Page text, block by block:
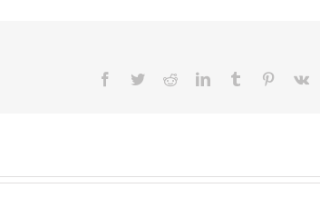
Facebook
TwitterRedditLinkedInTumblr Pinterest
Vk